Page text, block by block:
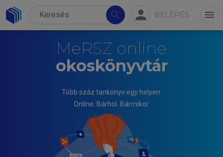
search person BELÉPÉS menu
MeRSZ online
okoskönyvtár
Több száz tankönyv egy helyen.
Online. Bárhol. Bármikor.